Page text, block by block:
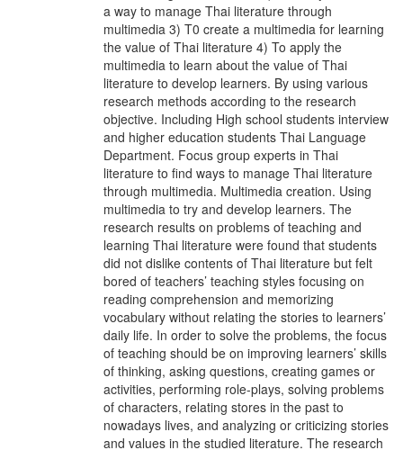
a way to manage Thai literature through
multimedia 3) T0 create a multimedia for learning
the value of Thai literature 4) To apply the
multimedia to learn about the value of Thai
literature to develop learners. By using various
research methods according to the research
objective. Including High school students interview
and higher education students Thai Language
Department. Focus group experts in Thai
literature to find ways to manage Thai literature
through multimedia. Multimedia creation. Using
multimedia to try and develop learners. The
research results on problems of teaching and
learning Thai literature were found that students
did not dislike contents of Thai literature but felt
bored of teachers’ teaching styles focusing on
reading comprehension and memorizing
vocabulary without relating the stories to learners’
daily life. In order to solve the problems, the focus
of teaching should be on improving learners’ skills
of thinking, asking questions, creating games or
activities, performing role-plays, solving problems
of characters, relating stores in the past to
nowadays lives, and analyzing or criticizing stories
and values in the studied literature. The research